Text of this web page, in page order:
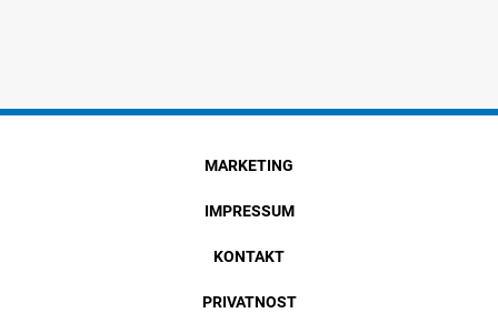
MARKETING
IMPRESSUM
KONTAKT
PRIVATNOST